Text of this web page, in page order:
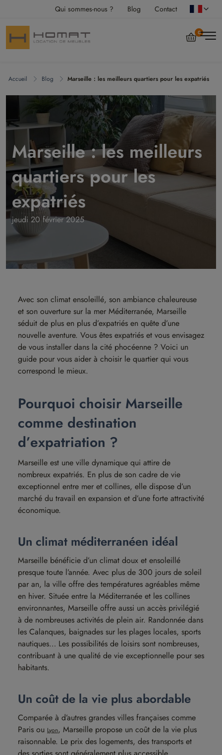
Qui sommes-nous ? Blog Contact
0
Accueil Blog Marseille : les meilleurs quartiers pour les expatriés
Marseille : les meilleurs
quartiers pour les
expatriés
jeudi 20 février 2025
Avec son climat ensoleillé, son ambiance chaleureuse
et son ouverture sur la mer Méditerranée, Marseille
séduit de plus en plus d’expatriés en quête d’une
nouvelle aventure. Vous êtes expatriés et vous envisagez
de vous installer dans la cité phocéenne ? Voici un
guide pour vous aider à choisir le quartier qui vous
correspond le mieux.
Pourquoi choisir Marseille
comme destination
d’expatriation ?
Marseille est une ville dynamique qui attire de
nombreux expatriés. En plus de son cadre de vie
exceptionnel entre mer et collines, elle dispose d’un
marché du travail en expansion et d’une forte attractivité
économique.
Un climat méditerranéen idéal
Marseille bénéficie d’un climat doux et ensoleillé
presque toute l’année. Avec plus de 300 jours de soleil
par an, la ville offre des températures agréables même
en hiver. Située entre la Méditerranée et les collines
environnantes, Marseille offre aussi un accès privilégié
à de nombreuses activités de plein air. Randonnée dans
les Calanques, baignades sur les plages locales, sports
nautiques… Les possibilités de loisirs sont nombreuses,
contribuant à une qualité de vie exceptionnelle pour ses
habitants.
Un coût de la vie plus abordable
Comparée à d’autres grandes villes françaises comme
Paris ou Lyon, Marseille propose un coût de la vie plus
raisonnable. Le prix des logements, des transports et